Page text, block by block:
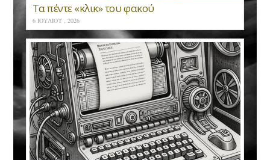
Τα πέντε «κλικ» του φακού
6 ΙΟΥΛΊΟΥ , 2026